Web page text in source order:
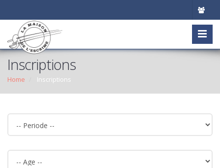
Inscriptions
Home Inscriptions